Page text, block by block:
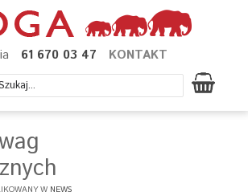
61 670 03 47 KONTAKT
W NEWS